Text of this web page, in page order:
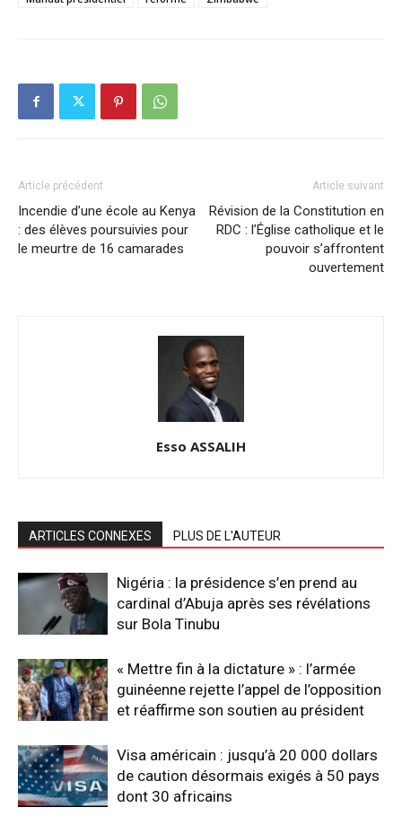
Article précédent
Incendie d’une école au Kenya
: des élèves poursuivies pour
le meurtre de 16 camarades
Article suivant
Révision de la Constitution en
RDC : l’Église catholique et le
pouvoir s’affrontent
ouvertement
Esso ASSALIH
ARTICLES CONNEXES PLUS DE L'AUTEUR
Nigéria : la présidence s’en prend au
cardinal d’Abuja après ses révélations
sur Bola Tinubu
« Mettre fin à la dictature » : l’armée
guinéenne rejette l’appel de l’opposition
et réaffirme son soutien au président
Visa américain : jusqu’à 20 000 dollars
de caution désormais exigés à 50 pays
dont 30 africains